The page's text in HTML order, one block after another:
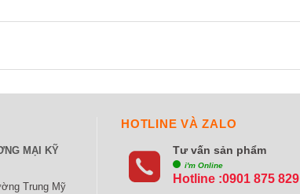
MẠI KỸ
Trung Mỹ
HOTLINE VÀ ZALO
Tư vấn sản phẩm
i'm Online
Hotline :0901 875 829